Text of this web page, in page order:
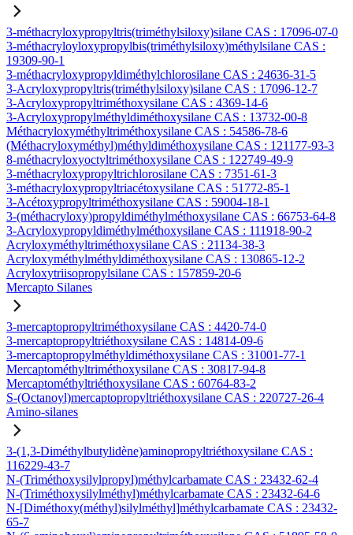
3-méthacryloxypropyltris(triméthylsiloxy)silane CAS : 17096-07-0
3-méthacryloyloxypropylbis(triméthylsiloxy)méthylsilane CAS :
19309-90-1
3-méthacryloxypropyldiméthylchlorosilane CAS : 24636-31-5
3-Acryloxypropyltris(triméthylsiloxy)silane CAS : 17096-12-7
3-Acryloxypropyltriméthoxysilane CAS : 4369-14-6
3-Acryloxypropylméthyldiméthoxysilane CAS : 13732-00-8
Méthacryloxyméthyltriméthoxysilane CAS : 54586-78-6
(Méthacryloxyméthyl)méthyldiméthoxysilane CAS : 121177-93-3
8-méthacryloxyoctyltriméthoxysilane CAS : 122749-49-9
3-méthacryloxypropyltrichlorosilane CAS : 7351-61-3
3-méthacryloxypropyltriacétoxysilane CAS : 51772-85-1
3-Acétoxypropyltriméthoxysilane CAS : 59004-18-1
3-(méthacryloxy)propyldiméthylméthoxysilane CAS : 66753-64-8
3-Acryloxypropyldiméthylméthoxysilane CAS : 111918-90-2
Acryloxyméthyltriméthoxysilane CAS : 21134-38-3
Acryloxyméthylméthyldiméthoxysilane CAS : 130865-12-2
Acryloxytriisopropylsilane CAS : 157859-20-6
Mercapto Silanes
3-mercaptopropyltriméthoxysilane CAS : 4420-74-0
3-mercaptopropyltriéthoxysilane CAS : 14814-09-6
3-mercaptopropylméthyldiméthoxysilane CAS : 31001-77-1
Mercaptométhyltriméthoxysilane CAS : 30817-94-8
Mercaptométhyltriéthoxysilane CAS : 60764-83-2
S-(Octanoyl)mercaptopropyltriéthoxysilane CAS : 220727-26-4
Amino-silanes
3-(1,3-Diméthylbutylidène)aminopropyltriéthoxysilane CAS :
116229-43-7
N-(Triméthoxysilylpropyl)méthylcarbamate CAS : 23432-62-4
N-(Triméthoxysilylméthyl)méthylcarbamate CAS : 23432-64-6
N-[Diméthoxy(méthyl)silylméthyl]méthylcarbamate CAS : 23432-
65-7